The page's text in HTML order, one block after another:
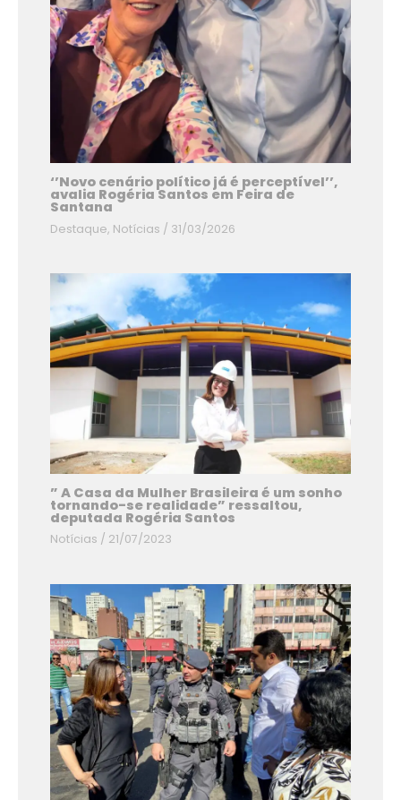
‘’Novo cenário político já é perceptível’’,
avalia Rogéria Santos em Feira de
Santana
Destaque, Notícias / 31/03/2026
” A Casa da Mulher Brasileira é um sonho
tornando-se realidade” ressaltou,
deputada Rogéria Santos
Notícias / 21/07/2023